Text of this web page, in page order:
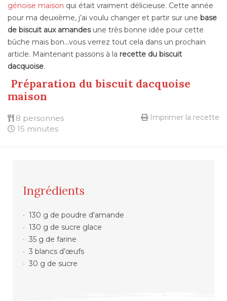
génoise maison qui était vraiment délicieuse. Cette année
pour ma deuxième, j’ai voulu changer et partir sur une base
de biscuit aux amandesune très bonne idée pour cette
bûche mais bon…vous verrez tout cela dans un prochain
article. Maintenant passons à la recette du biscuit
dacquoise.
Préparation du biscuit dacquoise
maison
8 personnes
15 minutes
Imprimer la recette
Ingrédients
130 g de poudre d'amande
130 g de sucre glace
35 g de farine
3 blancs d’œufs
30 g de sucre